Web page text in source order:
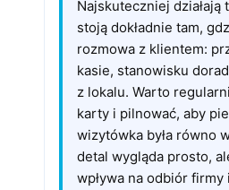
Najskuteczniej działają
stoją dokładnie tam,
rozmowa z klientem:
kasie, stanowisku
z lokalu. Warto
karty i pilnować, aby
wizytówka była równo
detal wygląda prosto,
wpływa na odbiór firmy